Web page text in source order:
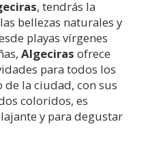
, tendrás la
bellezas naturales y
playas vírgenes
Algeciras ofrece
para todos los
la ciudad, con sus
coloridos, es
y para degustar